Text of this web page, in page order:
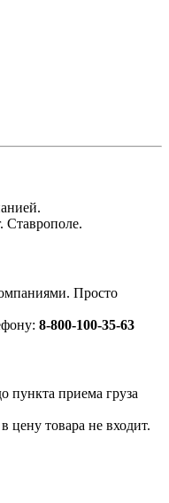
Ставрополе.
Просто
8-800-100-35-63
пункта приема груза
цену товара не входит.